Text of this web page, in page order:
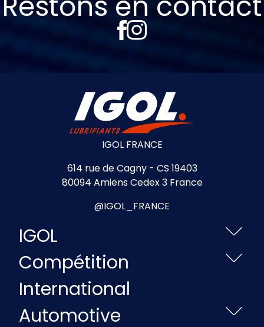
IGOL FRANCE
614 rue de Cagny - CS 19403
80094 Amiens Cedex 3 France
@IGOL_FRANCE
IGOL
Compétition
International
Automotive